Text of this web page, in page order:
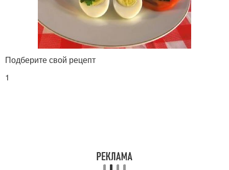
Подберите свой рецепт
1